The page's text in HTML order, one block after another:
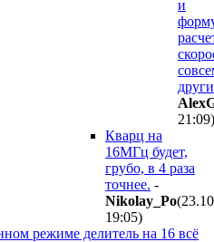
и
21:09)
Кварц на
16МГц будет,
грубо, в 4 раза
точнее. -
Nikolay_Po
19:05)
режиме делитель на 16 всё